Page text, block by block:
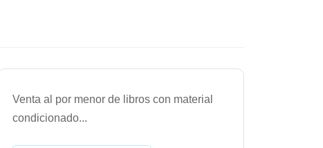
Venta al por menor de libros con material
condicionado...